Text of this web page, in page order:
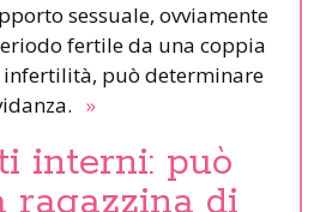
sessuale, ovviamente
fertile da una coppia
può determinare
»
interni: può